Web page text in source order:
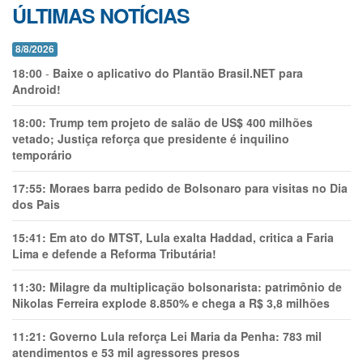
ÚLTIMAS NOTÍCIAS
8/8/2026
18:00 - Baixe o aplicativo do Plantão Brasil.NET para
Android!
18:00: Trump tem projeto de salão de US$ 400 milhões
vetado; Justiça reforça que presidente é inquilino
temporário
17:55: Moraes barra pedido de Bolsonaro para visitas no Dia
dos Pais
15:41: Em ato do MTST, Lula exalta Haddad, critica a Faria
Lima e defende a Reforma Tributária!
11:30: Milagre da multiplicação bolsonarista: patrimônio de
Nikolas Ferreira explode 8.850% e chega a R$ 3,8 milhões
11:21: Governo Lula reforça Lei Maria da Penha: 783 mil
atendimentos e 53 mil agressores presos